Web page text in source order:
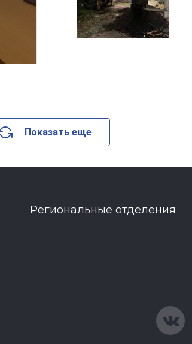
Показать еще
Региональные отделения